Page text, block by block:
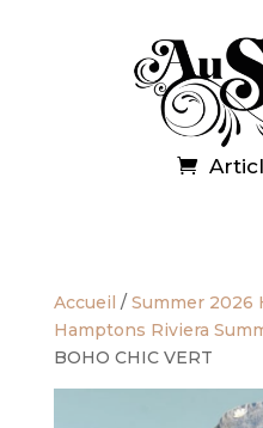
Accueil / Summer 2026
Hamptons Riviera
BOHO CHIC VERT